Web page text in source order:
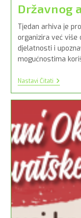
Državnog
Tjedan arhiva je
organizira već više
djelatnosti i
mogućnostima
Nastavi ČitatiTjedan
Otvorenih
Vrata
Arhiva
U
Sisku